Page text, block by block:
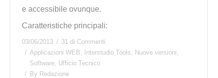
e accessibile ovunque.
Caratteristiche principali:
03/06/2013
31 di Commenti
Applicazioni WEB
Interstudio Tools Nuove versioni
Software Ufficio Tecnico
By Redazione